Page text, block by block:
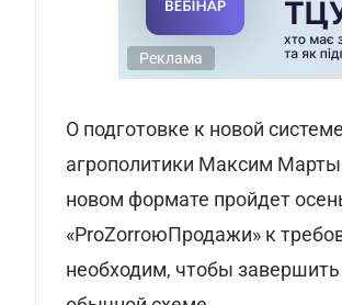
Реклама
О подготовке к новой
агрополитики Максим
новом формате пройдет
«ProZorroюПродажи» к
необходим, чтобы